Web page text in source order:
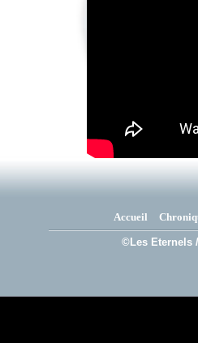
Accueil
©Les Eternels